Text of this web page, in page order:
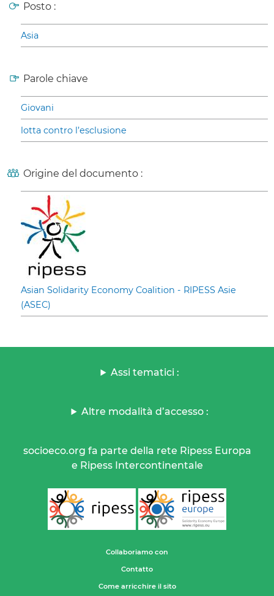
Posto :
Asia
Parole chiave
Giovani
lotta contro l’esclusione
Origine del documento :
Asian Solidarity Economy Coalition - RIPESS Asie
(ASEC)
Assi tematici :
Altre modalità d’accesso :
socioeco.org fa parte della rete Ripess Europa
e Ripess Intercontinentale
Collaboriamo con
Contatto
Come arricchire il sito